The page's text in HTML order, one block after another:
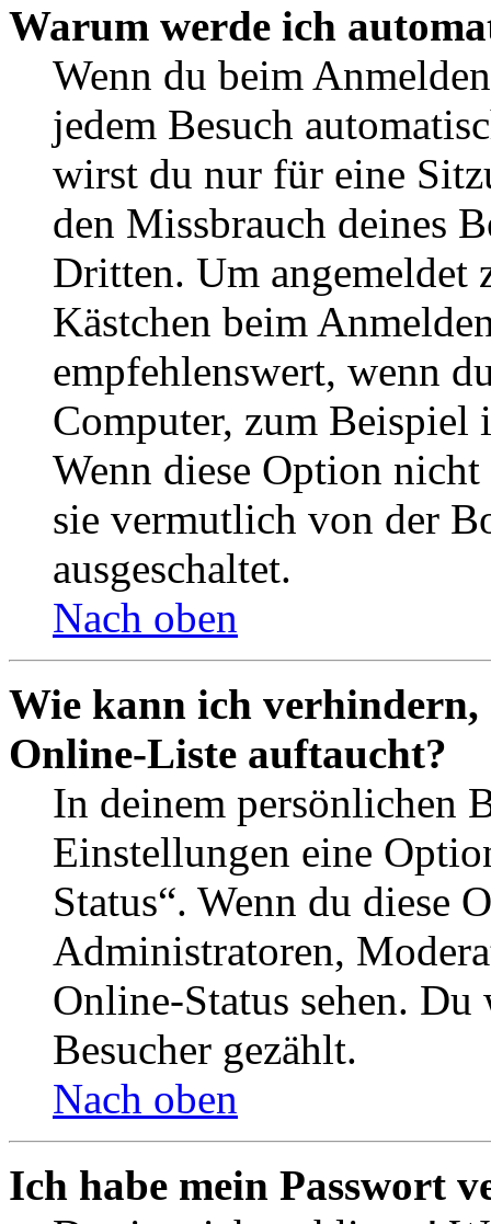
Warum werde ich
Wenn du beim
jedem Besuch
wirst du nur für eine
den Missbrauch deines
Dritten. Um angemeldet
Kästchen beim
empfehlenswert, wenn
Computer, zum Beispiel
Wenn diese Option
sie vermutlich von der
ausgeschaltet.
Nach oben
Wie kann ich verhindern,
Online-Liste auftaucht?
In deinem persönlichen
Einstellungen eine
Status“. Wenn du diese
Administratoren,
Online-Status sehen.
Besucher gezählt.
Nach oben
Ich habe mein Passwort